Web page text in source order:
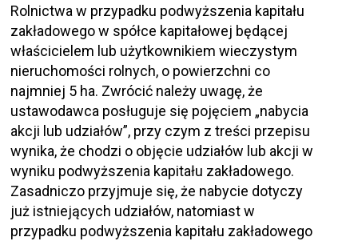
Rolnictwa w przypadku podwyższenia kapitału
zakładowego w spółce kapitałowej będącej
właścicielem lub użytkownikiem wieczystym
nieruchomości rolnych, o powierzchni co
najmniej 5 ha. Zwrócić należy uwagę, że
ustawodawca posługuje się pojęciem „nabycia
akcji lub udziałów”, przy czym z treści przepisu
wynika, że chodzi o objęcie udziałów lub akcji w
wyniku podwyższenia kapitału zakładowego.
Zasadniczo przyjmuje się, że nabycie dotyczy
już istniejących udziałów, natomiast w
przypadku podwyższenia kapitału zakładowego